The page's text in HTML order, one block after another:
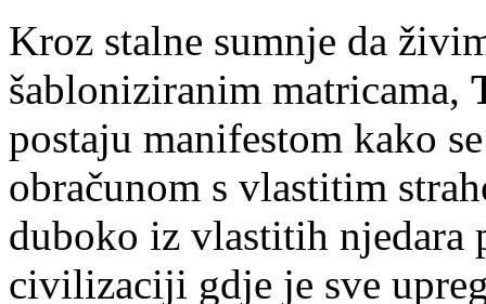
Kroz stalne sumnje da
šabloniziranim matricama,
postaju manifestom kako
obračunom s vlastitim
duboko iz vlastitih njedara
civilizaciji gdje je sve